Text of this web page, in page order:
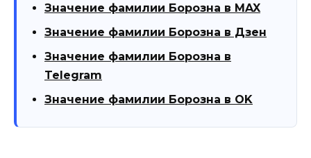
Значение фамилии Борозна в MAX
Значение фамилии Борозна в Дзен
Значение фамилии Борозна в
Telegram
Значение фамилии Борозна в OK